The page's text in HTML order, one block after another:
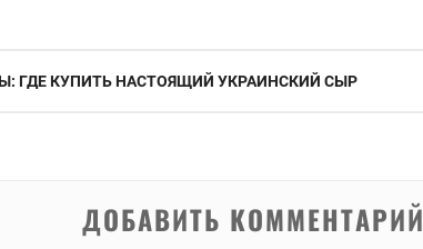
ГДЕ КУПИТЬ НАСТОЯЩИЙ УКРАИНСКИЙ СЫР
ДОБАВИТЬ КОММЕНТАРИЙ